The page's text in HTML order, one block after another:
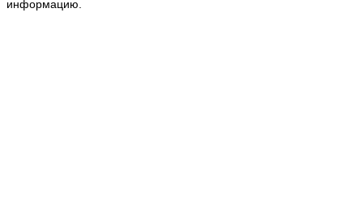
информацию.